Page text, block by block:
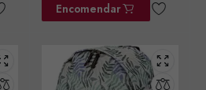
Encomendar